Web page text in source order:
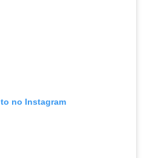
no Instagram